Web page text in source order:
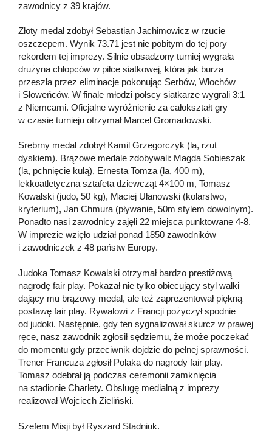
zawodnicy z 39 krajów.
Złoty medal zdobył Sebastian Jachimowicz w rzucie
oszczepem. Wynik 73.71 jest nie pobitym do tej pory
rekordem tej imprezy. Silnie obsadzony turniej wygrała
drużyna chłopców w piłce siatkowej, która jak burza
przeszła przez eliminacje pokonując Serbów, Włochów
i Słoweńców. W finale młodzi polscy siatkarze wygrali 3:1
z Niemcami. Oficjalne wyróżnienie za całokształt gry
w czasie turnieju otrzymał Marcel Gromadowski.
Srebrny medal zdobył Kamil Grzegorczyk (la, rzut
dyskiem). Brązowe medale zdobywali: Magda Sobieszak
(la, pchnięcie kulą), Ernesta Tomza (la, 400 m),
lekkoatletyczna sztafeta dziewcząt 4×100 m, Tomasz
Kowalski (judo, 50 kg), Maciej Ułanowski (kolarstwo,
kryterium), Jan Chmura (pływanie, 50m stylem dowolnym).
Ponadto nasi zawodnicy zajęli 22 miejsca punktowane 4-8.
W imprezie wzięło udział ponad 1850 zawodników
i zawodniczek z 48 państw Europy.
Judoka Tomasz Kowalski otrzymał bardzo prestiżową
nagrodę fair play. Pokazał nie tylko obiecujący styl walki
dający mu brązowy medal, ale też zaprezentował piękną
postawę fair play. Rywalowi z Francji pożyczył spodnie
od judoki. Następnie, gdy ten sygnalizował skurcz w prawej
ręce, nasz zawodnik zgłosił sędziemu, że może poczekać
do momentu gdy przeciwnik dojdzie do pełnej sprawności.
Trener Francuza zgłosił Polaka do nagrody fair play.
Tomasz odebrał ją podczas ceremonii zamknięcia
na stadionie Charlety. Obsługę medialną z imprezy
realizował Wojciech Zieliński.
Szefem Misji był Ryszard Stadniuk.